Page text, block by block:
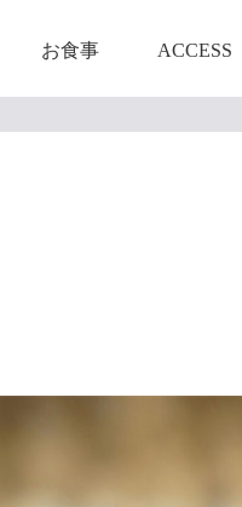
お食事 ACCESS